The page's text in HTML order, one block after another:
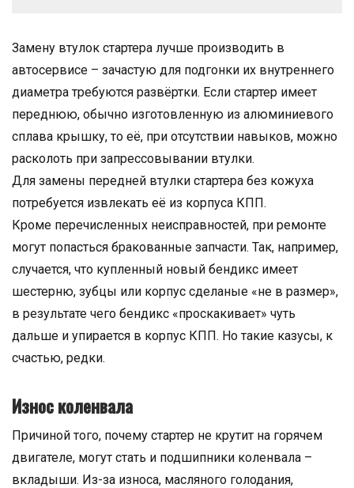
Замену втулок стартера лучше производить в
автосервисе – зачастую для подгонки их внутреннего
диаметра требуются развёртки. Если стартер имеет
переднюю, обычно изготовленную из алюминиевого
сплава крышку, то её, при отсутствии навыков, можно
расколоть при запрессовывании втулки.
Для замены передней втулки стартера без кожуха
потребуется извлекать её из корпуса КПП.
Кроме перечисленных неисправностей, при ремонте
могут попасться бракованные запчасти. Так, например,
случается, что купленный новый бендикс имеет
шестерню, зубцы или корпус сделаные «не в размер»,
в результате чего бендикс «проскакивает» чуть
дальше и упирается в корпус КПП. Но такие казусы, к
счастью, редки.
Износ коленвала
Причиной того, почему стартер не крутит на горячем
двигателе, могут стать и подшипники коленвала –
вкладыши. Из-за износа, масляного голодания,